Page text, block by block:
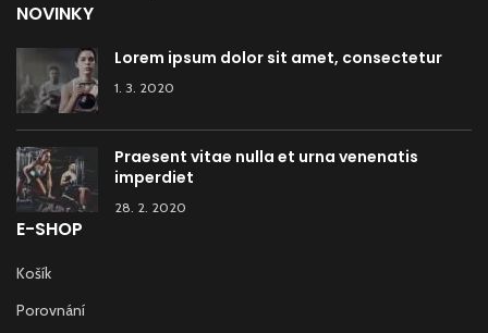
NOVINKY
Lorem ipsum dolor sit amet, consectetur
1. 3. 2020
Praesent vitae nulla et urna venenatis
imperdiet
28. 2. 2020
E-SHOP
Košík
Porovnání